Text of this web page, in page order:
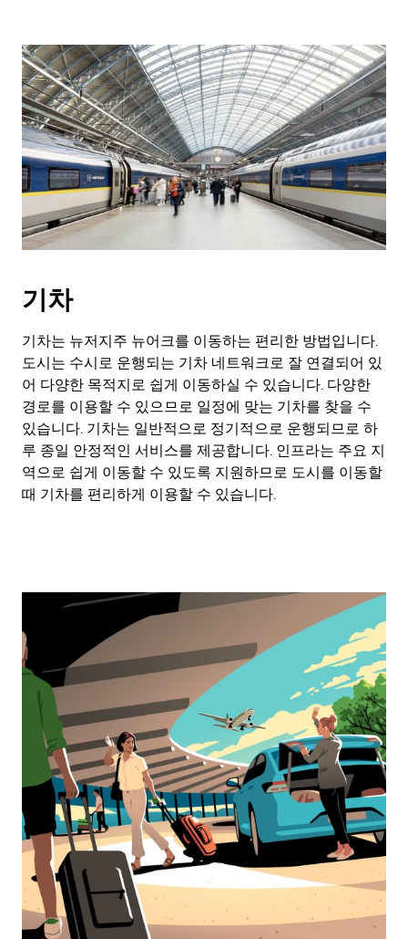
기차
기차는 뉴저지주 뉴어크를 이동하는 편리한 방법입니다.
도시는 수시로 운행되는 기차 네트워크로 잘 연결되어 있
어 다양한 목적지로 쉽게 이동하실 수 있습니다. 다양한
경로를 이용할 수 있으므로 일정에 맞는 기차를 찾을 수
있습니다. 기차는 일반적으로 정기적으로 운행되므로 하
루 종일 안정적인 서비스를 제공합니다. 인프라는 주요 지
역으로 쉽게 이동할 수 있도록 지원하므로 도시를 이동할
때 기차를 편리하게 이용할 수 있습니다.